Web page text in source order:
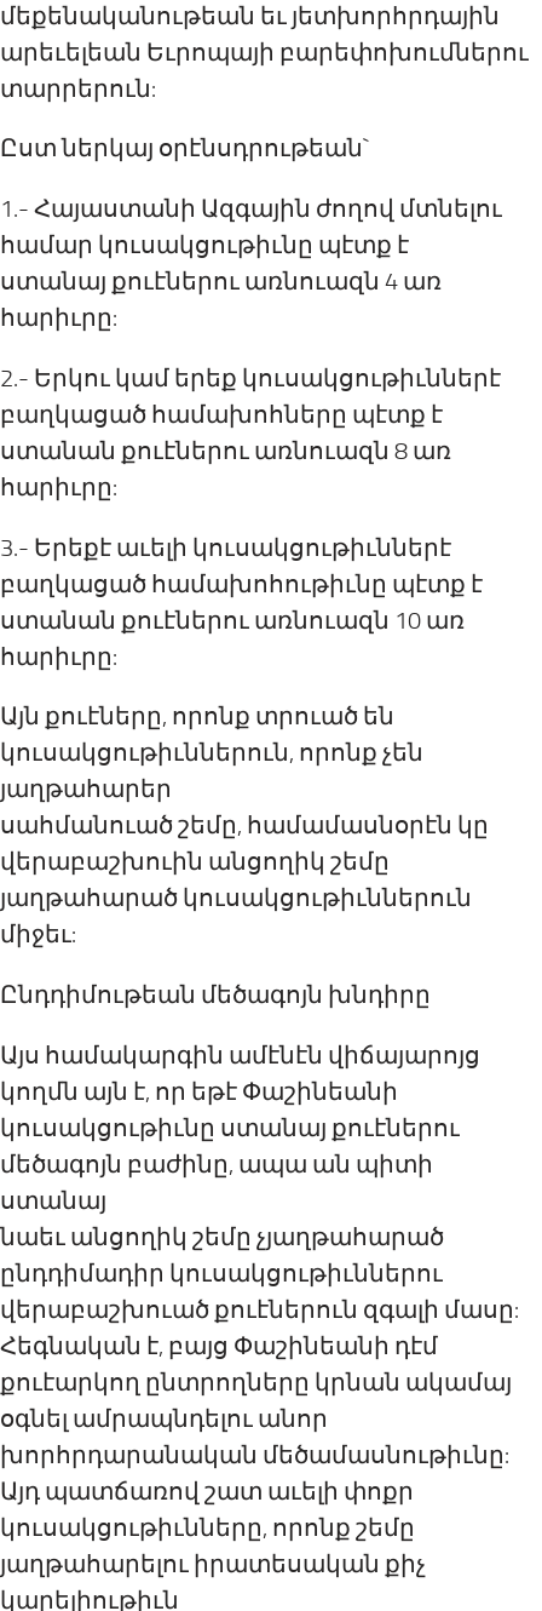
մեքենականութեան եւ յետխորհրդային
արեւելեան Եւրոպայի բարեփոխումներու
տարրերուն:
Ըստ ներկայ օրէնսդրութեան`
1.- Հայաստանի Ազգային ժողով մտնելու
համար կուսակցութիւնը պէտք է
ստանայ քուէներու առնուազն 4 առ
հարիւրը:
2.- Երկու կամ երեք կուսակցութիւններէ
բաղկացած համախոհները պէտք է
ստանան քուէներու առնուազն 8 առ
հարիւրը:
3.- Երեքէ աւելի կուսակցութիւններէ
բաղկացած համախոհութիւնը պէտք է
ստանան քուէներու առնուազն 10 առ
հարիւրը:
Այն քուէները, որոնք տրուած են
կուսակցութիւններուն, որոնք չեն
յաղթահարեր
սահմանուած շեմը, համամասնօրէն կը
վերաբաշխուին անցողիկ շեմը
յաղթահարած կուսակցութիւններուն
միջեւ:
Ընդդիմութեան մեծագոյն խնդիրը
Այս համակարգին ամէնէն վիճայարոյց
կողմն այն է, որ եթէ Փաշինեանի
կուսակցութիւնը ստանայ քուէներու
մեծագոյն բաժինը, ապա ան պիտի
ստանայ
նաեւ անցողիկ շեմը չյաղթահարած
ընդդիմադիր կուսակցութիւններու
վերաբաշխուած քուէներուն զգալի մասը:
Հեգնական է, բայց Փաշինեանի դէմ
քուէարկող ընտրողները կրնան ակամայ
օգնել ամրապնդելու անոր
խորհրդարանական մեծամասնութիւնը:
Այդ պատճառով շատ աւելի փոքր
կուսակցութիւնները, որոնք շեմը
յաղթահարելու իրատեսական քիչ
կարելիութիւն